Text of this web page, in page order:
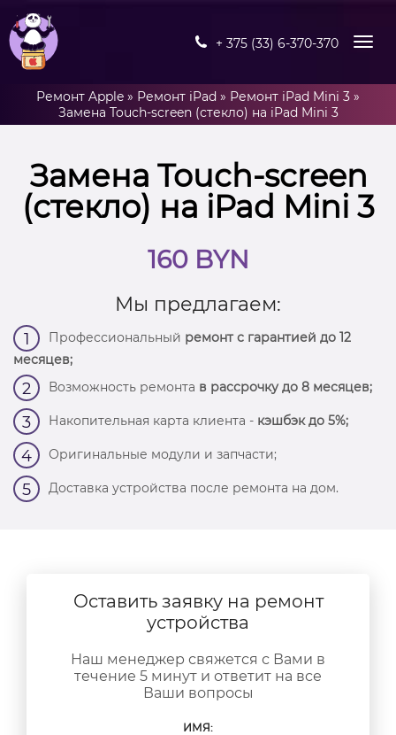
+ 375 (33) 6-370-370
Ремонт Apple » Ремонт iPad » Ремонт iPad Mini 3 »
Замена Touch-screen (стекло) на iPad Mini 3
Замена Touch-screen
(стекло) на iPad Mini 3
160 BYN
Мы предлагаем:
1 Профессиональный ремонт с гарантией до 12
месяцев;
2 Возможность ремонта в рассрочку до 8 месяцев;
3 Накопительная карта клиента - кэшбэк до 5%;
4 Оригинальные модули и запчасти;
5 Доставка устройства после ремонта на дом.
Оставить заявку на ремонт
устройства
Наш менеджер свяжется с Вами в
течение 5 минут и ответит на все
Ваши вопросы
ИМЯ: